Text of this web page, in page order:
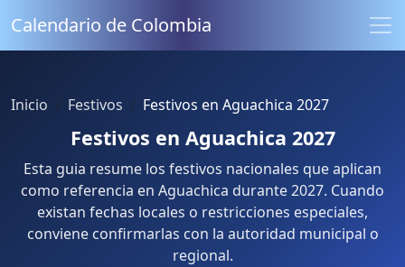
Calendario de Colombia
Inicio Festivos Festivos en Aguachica 2027
Festivos en Aguachica 2027
Esta guia resume los festivos nacionales que aplican
como referencia en Aguachica durante 2027. Cuando
existan fechas locales o restricciones especiales,
conviene confirmarlas con la autoridad municipal o
regional.